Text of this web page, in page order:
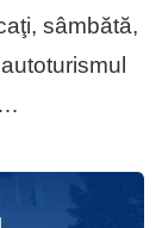
sâmbătă,